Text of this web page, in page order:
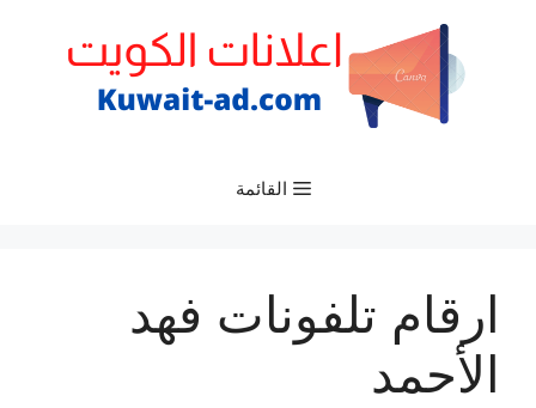
القائمة
ارقام تلفونات فهد
الأحمد